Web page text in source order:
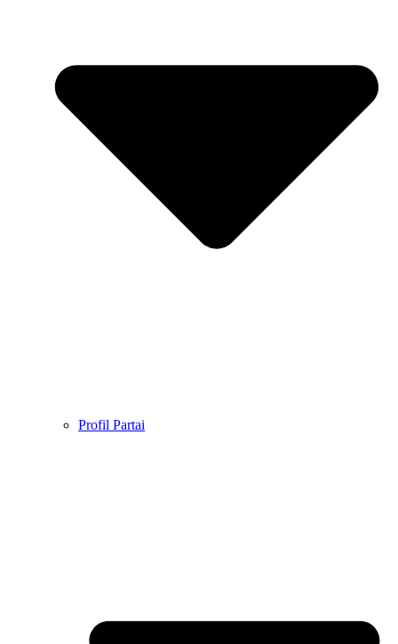
Profil Partai